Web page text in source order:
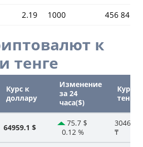
2.19 1000 456
к
тенге
Курс к
доллару
Изменение
за 24
часа($)
Курс к
тенге
64959.1 $
75.7 $
0.12 %
₸